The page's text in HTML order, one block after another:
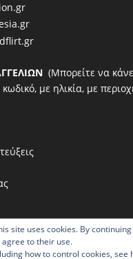
(Μπορείτε να
με ηλικία, με
στα social
site uses cookies. By
to their use.
how to control cookies, see